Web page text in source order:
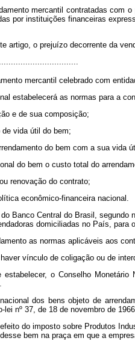
mercantil contratadas com
por instituições financeiras
artigo, o prejuízo decorrente da
mercantil celebrado com
estabelecerá as normas para a
e de sua composição;
vida útil do bem;
do bem com a sua vida
do bem o custo total do
renovação do contrato;
econômico-financeira nacional.
Banco Central do Brasil,
domiciliadas no País, para
as normas aplicáveis aos
vínculo de coligação ou de
estabelecer, o Conselho
dos bens objeto de
lei nº 37, de 18 de novembro de
do imposto sobre Produtos
bem na praça em que a